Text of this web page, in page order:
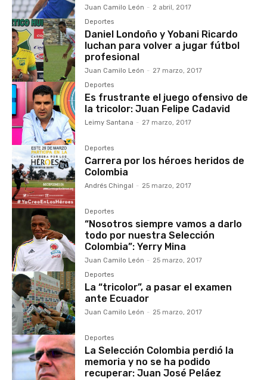
Juan Camilo León - 2 abril, 2017
Deportes
Daniel Londoño y Yobani Ricardo
luchan para volver a jugar fútbol
profesional
Juan Camilo León - 27 marzo, 2017
Deportes
Es frustrante el juego ofensivo de
la tricolor: Juan Felipe Cadavid
Leimy Santana - 27 marzo, 2017
Deportes
Carrera por los héroes heridos de
Colombia
Andrés Chingal - 25 marzo, 2017
Deportes
“Nosotros siempre vamos a darlo
todo por nuestra Selección
Colombia”: Yerry Mina
Juan Camilo León - 25 marzo, 2017
Deportes
La “tricolor”, a pasar el examen
ante Ecuador
Juan Camilo León - 25 marzo, 2017
Deportes
La Selección Colombia perdió la
memoria y no se ha podido
recuperar: Juan José Peláez